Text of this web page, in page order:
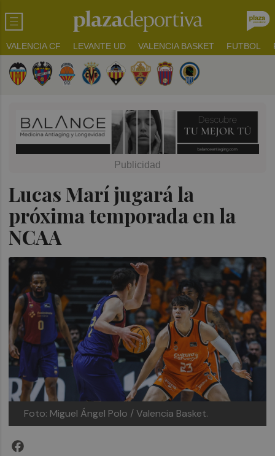
VALENCIA CF LEVANTE UD VALENCIA BASKET FUTBOL
Lucas Marí jugará la
próxima temporada en la
NCAA
Foto: Miguel Ángel Polo / Valencia Basket.